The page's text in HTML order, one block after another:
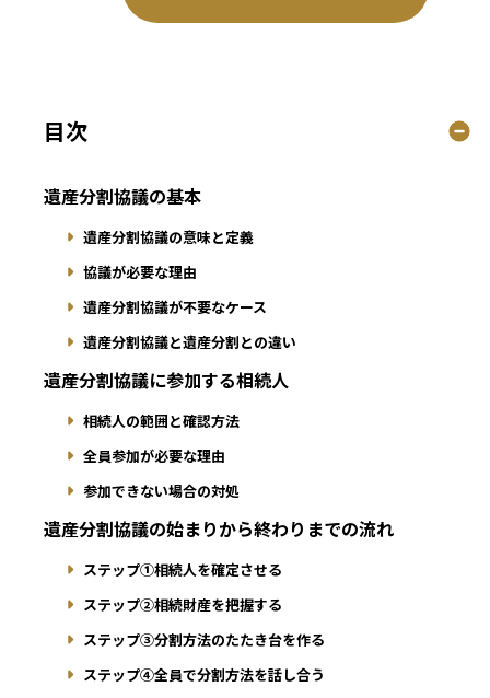
目次
遺産分割協議の基本
遺産分割協議の意味と定義
協議が必要な理由
遺産分割協議が不要なケース
遺産分割協議と遺産分割との違い
遺産分割協議に参加する相続人
相続人の範囲と確認方法
全員参加が必要な理由
参加できない場合の対処
遺産分割協議の始まりから終わりまでの流れ
ステップ①相続人を確定させる
ステップ②相続財産を把握する
ステップ③分割方法のたたき台を作る
ステップ④全員で分割方法を話し合う